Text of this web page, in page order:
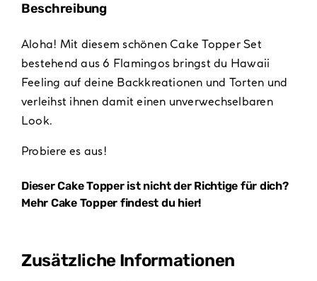
Beschreibung
Aloha! Mit diesem schönen Cake Topper Set
bestehend aus 6 Flamingos bringst du Hawaii
Feeling auf deine Backkreationen und Torten und
verleihst ihnen damit einen unverwechselbaren
Look.
Probiere es aus!
Dieser Cake Topper ist nicht der Richtige für dich?
Mehr Cake Topper findest du hier!
Zusätzliche Informationen